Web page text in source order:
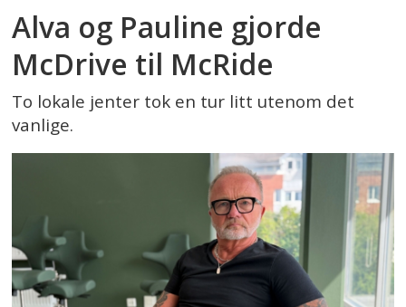
Alva og Pauline gjorde
McDrive til McRide
To lokale jenter tok en tur litt utenom det
vanlige.